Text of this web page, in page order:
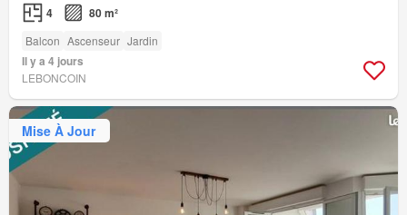
4 80 m²
Balcon Ascenseur Jardin
Il y a 4 jours
LEBONCOIN
Mise À Jour